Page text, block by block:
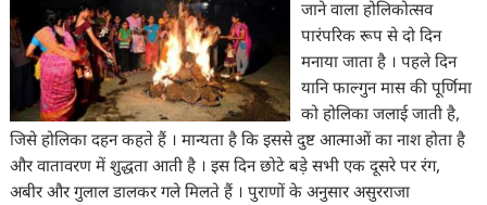
जाने वाला होलिकोत्सव
पारंपरिक रूप से दो दिन
मनाया जाता है । पहले दिन
यानि फाल्गुन मास की पूर्णिमा
को होलिका जलाई जाती है,
जिसे होलिका दहन कहते हैं । मान्यता है कि इससे दुष्ट आत्माओं का नाश होता है
और वातावरण में शुद्धता आती है । इस दिन छोटे बड़े सभी एक दूसरे पर रंग,
अबीर और गुलाल डालकर गले मिलते हैं । पुराणों के अनुसार असुरराजा